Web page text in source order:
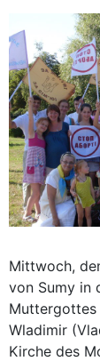
Mittwoch,
von Sumy in
Wladimir
Kirche des